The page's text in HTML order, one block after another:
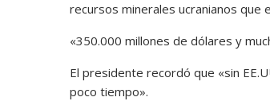
recursos minerales ucranianos que
«350.000 millones de dólares y
El presidente recordó que «sin
poco tiempo».